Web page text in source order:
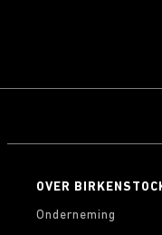
OVER
Onderneming